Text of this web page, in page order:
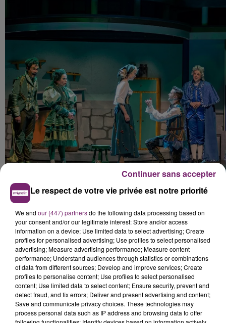
Le respect de votre vie privée est notre priorité
We and our (447) partnersdo the following data processing based on
your consent and/or our legitimate interest: Store and/or access
information on a device; Use limited data to select advertising; Create
profiles for personalised advertising; Use profiles to select personalised
advertising; Measure advertising performance; Measure content
performance; Understand audiences through statistics or combinations
of data from different sources; Develop and improve services; Create
profiles to personalise content; Use profiles to select personalised
content; Use limited data to select content; Ensure security, prevent and
detect fraud, and fix errors; Deliver and present advertising and content;
Save and communicate privacy choices. These technologies may
process personal data such as IP address and browsing data to offer
Continuer sans accepter